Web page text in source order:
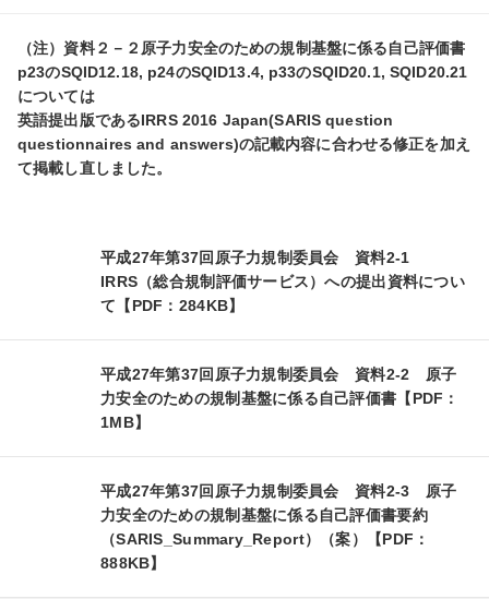
（注）資料２－２原子力安全のための規制基盤に係る自己評価書
p23のSQID12.18, p24のSQID13.4, p33のSQID20.1, SQID20.21
については
英語提出版であるIRRS 2016 Japan(SARIS question
questionnaires and answers)の記載内容に合わせる修正を加え
て掲載し直しました。
平成27年第37回原子力規制委員会 資料2-1
IRRS（総合規制評価サービス）への提出資料につい
て【PDF：284KB】
平成27年第37回原子力規制委員会 資料2-2 原子
力安全のための規制基盤に係る自己評価書【PDF：
1MB】
平成27年第37回原子力規制委員会 資料2-3 原子
力安全のための規制基盤に係る自己評価書要約
（SARIS_Summary_Report）（案）【PDF：
888KB】